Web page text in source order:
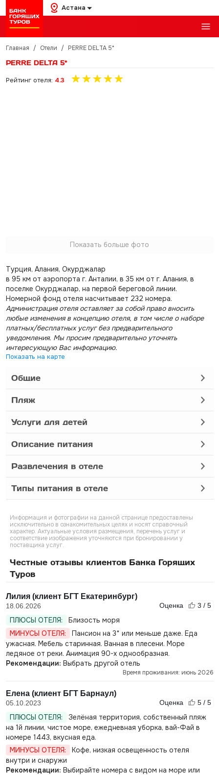
Астана
Главная / Отели / PERRE DELTA 5*
PERRE DELTA 5*
Рейтинг отеля: 4.3
Показать больше фото
Турция, Алания, Окурджалар
в 95 км от аэропорта г. Анталии, в 35 км от г. Алания, в
поселке Окурджалар, на первой береговой линии.
Номерной фонд отеля насчитывает 232 номера.
Администрация отеля оставляет за собой право вносить
любые изменения в концепцию отеля, в том числе о наборе
платных/бесплатных услуг без предварительного
уведомления. Мы просим предварительно уточнять
интересующую Вас информацию.
Показать на карте
Общие
Пляж
Услуги для детей
Описание питания
Развлечения в отеле
Типы питания в отеле
Информация и фотографии на данной странице предоставлены
исключительно в ознакомительных целях и носят справочный
характер. Актуальные условия размещения, перечень услуг и
соответствие изображения уточняются при бронировании у
поставщика услуг.
Честные отзывы клиентов Банка Горящих
Туров
Лилия (клиент БГТ Екатеринбург)
18.06.2026 Оценка 3 / 5
ПЛЮСЫ ОТЕЛЯ:
Близость моря
МИНУСЫ ОТЕЛЯ:
Пансион на 3* или меньше даже. Еда
ужасная. Мебель старинная. Ванная в плесени. Море
ледяное от реки. Анимация 90-х однообразная.
Рекомендации: Выбрать другой отель
Время проживания: июнь 2026
Елена (клиент БГТ Барнаул)
05.10.2023 Оценка 5 / 5
ПЛЮСЫ ОТЕЛЯ:
Зелёная территория, собственный пляж
на 1й линии, чистое море, ежедневная уборка, вай-Фай в
номере 1443, вкусная еда.
МИНУСЫ ОТЕЛЯ:
Кофе, низкая освещенность отеля
внутри и снаружи
Рекомендации: Выбирайте номера с видом на море или